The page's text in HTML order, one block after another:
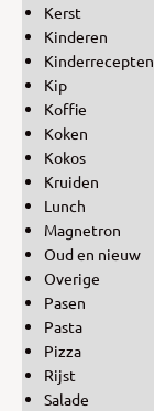
Kerst
Kinderen
Kinderrecepten
Kip
Koffie
Koken
Kokos
Kruiden
Lunch
Magnetron
Oud en nieuw
Overige
Pasen
Pasta
Pizza
Rijst
Salade